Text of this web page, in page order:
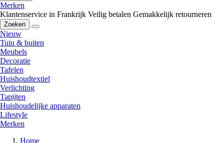
Merken
Klantenservice in Frankrijk Veilig betalen Gemakkelijk retourneren
Zoeken
Nieuw
Tuin & buiten
Meubels
Decoratie
Tafelen
Huishoudtextiel
Verlichting
Tapijten
Huishoudelijke apparaten
Lifestyle
Merken
Home